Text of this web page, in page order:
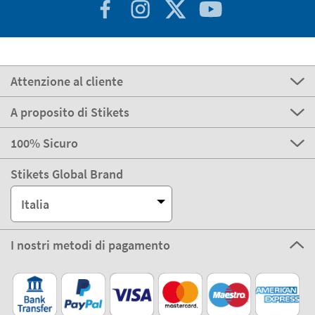
Attenzione al cliente
A proposito di Stikets
100% Sicuro
Stikets Global Brand
Italia
I nostri metodi di pagamento